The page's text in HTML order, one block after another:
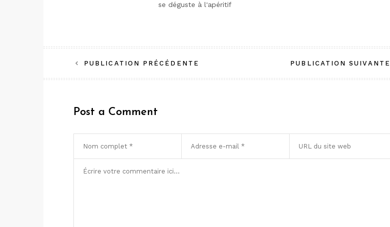
se déguste à l'apéritif
Navigation
de
PUBLICATION PRÉCÉDENTE PUBLICATION SUIVANTE
Post a Comment